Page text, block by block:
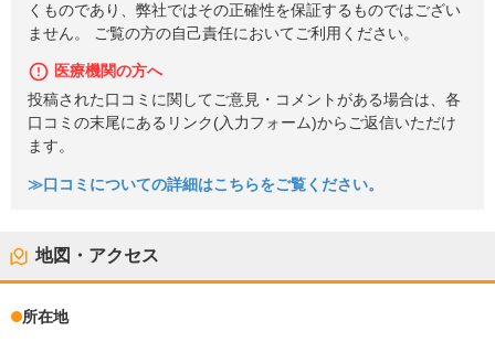
くものであり、弊社ではその正確性を保証するものではござい
ません。 ご覧の方の自己責任においてご利用ください。
医療機関の方へ
投稿された口コミに関してご意見・コメントがある場合は、各
口コミの末尾にあるリンク(入力フォーム)からご返信いただけ
ます。
≫口コミについての詳細はこちらをご覧ください。
地図・アクセス
所在地